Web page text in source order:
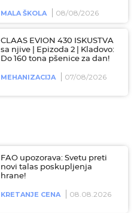
MALA ŠKOLA 08/08/2026
CLAAS EVION 430 ISKUSTVA
sa njive | Epizoda 2 | Kladovo:
Do 160 tona pšenice za dan!
MEHANIZACIJA 07/08/2026
FAO upozorava: Svetu preti
novi talas poskupljenja
hrane!
KRETANJE CENA 08.08.2026